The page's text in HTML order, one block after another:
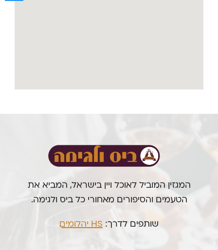
המגזין המוביל לאוכל ויין בישראל, המביא את
הטעמים והסיפורים מאחורי כל ביס ולגימה.
שותפים לדרך: HS יהלומים .